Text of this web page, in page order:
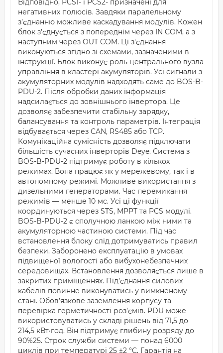
Відповідно, PCS1- і PCS2- призначені для
негативних полюсів. Завдяки паралельному
з’єднанню можливе каскадування модулів. Кожен
блок з’єднується з попереднім через IN COM, а з
наступним через OUT COM. Ці з'єднання
виконуються згідно зі схемами, зазначеними в
інструкції. Блок виконує роль центрального вузла
управління в кластері акумуляторів. Усі сигнали з
акумуляторних модулів надходять саме до BOS-B-
PDU-2. Після обробки даних інформація
надсилається до зовнішнього інвертора. Це
дозволяє забезпечити стабільну зарядку,
балансування та контроль параметрів. Інтеграція
відбувається через CAN, RS485 або TCP.
Комунікаційна сумісність дозволяє підключати
більшість сучасних інверторів Deye. Система з
BOS-B-PDU-2 підтримує роботу в кількох
режимах. Вона працює як у мережевому, так і в
автономному режимі. Можливе використання з
дизельними генераторами. Час перемикання
режимів — менше 10 мс. Усі ці функції
координуються через STS, MPPT та PCS модулі.
BOS-B-PDU-2 є сполучною ланкою між ними та
акумуляторною частиною системи. Під час
встановлення блоку слід дотримуватись правил
безпеки. Заборонено експлуатацію в умовах
підвищеної вологості або вибухонебезпечних
середовищах. Встановлення дозволяється лише в
закритих приміщеннях. Під’єднання силових
кабелів повинне виконуватись у вимкненому
стані. Обов’язкове заземлення корпусу та
перевірка герметичності роз’ємів. PDU може
використовуватись у складі рішень від 71,5 до
214,5 кВт·год. Він підтримує глибину розряду до
90%25. Строк служби системи — понад 6000
циклів при температурі 25 ±2 °C. Гарантія на